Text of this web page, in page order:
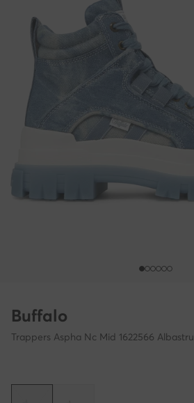
Buffalo
Trappers Aspha Nc Mid 1622566 Albastru